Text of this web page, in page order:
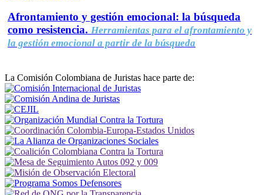
Afrontamiento y gestión emocional: la búsqueda
como resistencia. Herramientas para el afrontamiento y
la gestión emocional a partir de la búsqueda
La Comisión Colombiana de Juristas hace parte de: